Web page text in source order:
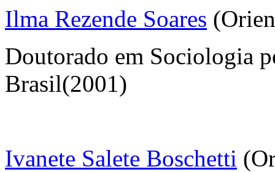
Ilma Rezende Soares
Doutorado em Sociologia
Brasil(2001)
Ivanete Salete Boschetti